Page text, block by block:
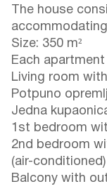
The house
Size: 350 m²
Each
Living room
Potpuno
Jedna
1st bedroom
2nd bedroom
(air-conditioned)
Balcony with